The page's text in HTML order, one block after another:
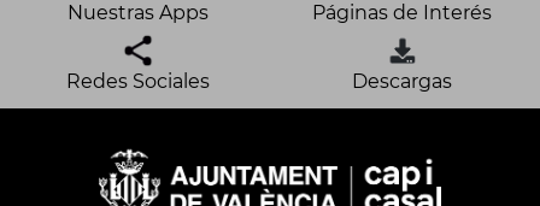
Nuestras Apps Páginas de Interés
Redes Sociales Descargas